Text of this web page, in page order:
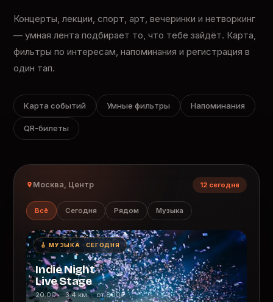
Концерты, лекции, спорт, арт, вечеринки и нетворкинг
— умная лента подбирает то, что тебе зайдёт. Карта,
фильтры по интересам, напоминания и регистрация в
один тап.
Карта событий Умные фильтры Напоминания
QR-билеты
Москва, Центр 12 сегодня
Всё Сегодня Рядом Музыка
🎸 МУЗЫКА · СЕГОДНЯ
Indie Night
Live Stage
20:00 · 3.4 км · от 800₽